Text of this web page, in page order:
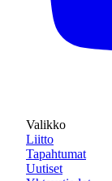
Valikko
Liitto
Tapahtumat
Uutiset